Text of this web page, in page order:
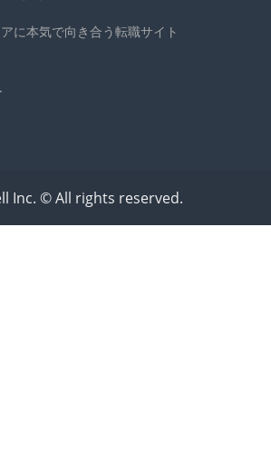
に本気で向き合う転職サイト
Inc. © All rights reserved.